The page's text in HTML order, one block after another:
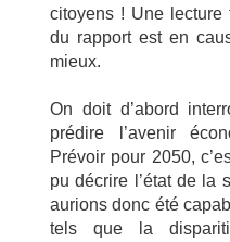
citoyens ! Une lecture
du rapport est en
mieux.
On doit d’abord
prédire l’avenir
Prévoir pour 2050,
pu décrire l’état de la
aurions donc été
tels que la